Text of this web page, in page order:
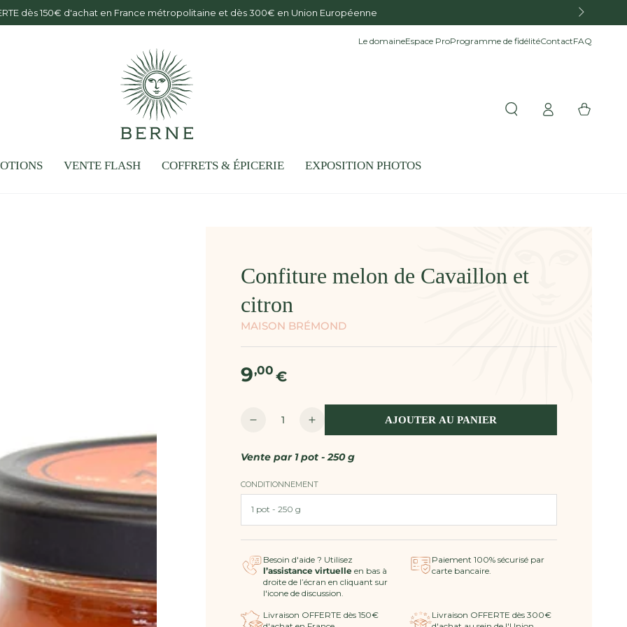
dès 150€ d'achat en France métropolitaine et dès 300€ en Union Européenne
Le domaineEspace ProProgramme de fidélitéContactFAQ
VENTE FLASH COFFRETS & ÉPICERIE EXPOSITION PHOTOS
ConnexionPanier
Confiture melon de Cavaillon et
citron
MAISON BRÉMOND
Prix
9,00 €
Quantité
Réduire
quantité
Maison
Brémond
-
Confiture
melon
de
Cavaillon
Augmenter
quantité
Maison
Brémond
Confiture
melon
de
Cavaillon
et
AJOUTER AU PANIER
Vente par 1 pot - 250 g
CONDITIONNEMENT
Besoin d'aide ? Utilisez
l’assistance virtuelle en bas à
droite de l’écran en cliquant sur
l'icone de discussion.
Paiement 100% sécurisé par
carte bancaire.
Livraison OFFERTE dès 150€
Livraison OFFERTE dès 300€